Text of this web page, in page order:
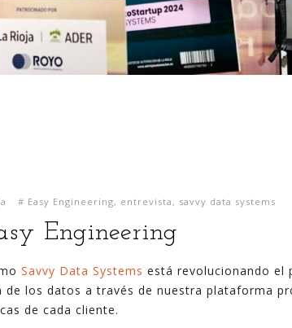
# Easy Engineering, entrevista , savvy data systems
Engineering
Savvy Data Systems está revolucionando el
los datos a través de nuestra plataforma
de cada cliente.